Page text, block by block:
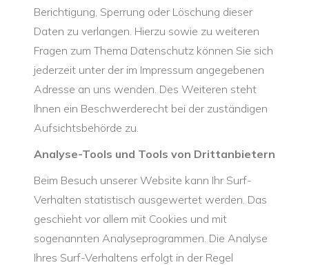
Berichtigung, Sperrung oder Löschung dieser
Daten zu verlangen. Hierzu sowie zu weiteren
Fragen zum Thema Datenschutz können Sie sich
jederzeit unter der im Impressum angegebenen
Adresse an uns wenden. Des Weiteren steht
Ihnen ein Beschwerderecht bei der zuständigen
Aufsichtsbehörde zu.
Analyse-Tools und Tools von Drittanbietern
Beim Besuch unserer Website kann Ihr Surf-
Verhalten statistisch ausgewertet werden. Das
geschieht vor allem mit Cookies und mit
sogenannten Analyseprogrammen. Die Analyse
Ihres Surf-Verhaltens erfolgt in der Regel